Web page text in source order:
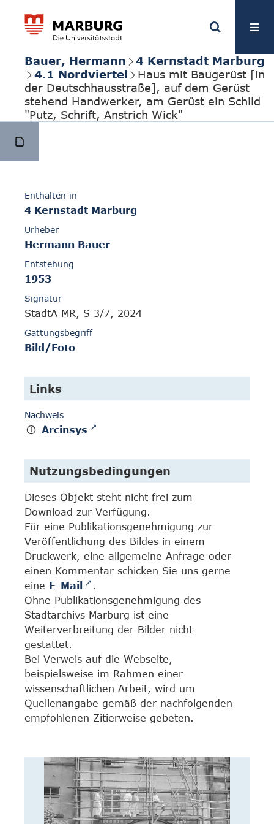
Bauer, Hermann
4 Kernstadt Marburg
4.1 Nordviertel
Haus mit Baugerüst [in
der Deutschhausstraße], auf dem Gerüst
stehend Handwerker, am Gerüst ein Schild
"Putz, Schrift, Anstrich Wick"
Enthalten in
4 Kernstadt Marburg
Urheber
Hermann Bauer
Entstehung
1953
Signatur
StadtA MR, S 3/7, 2024
Gattungsbegriff
Bild/Foto
Links
Nachweis
Arcinsys
Nutzungsbedingungen
Dieses Objekt steht nicht frei zum
Download zur Verfügung.
Für eine Publikationsgenehmigung zur
Veröffentlichung des Bildes in einem
Druckwerk, eine allgemeine Anfrage oder
einen Kommentar schicken Sie uns gerne
eine E-Mail
.
Ohne Publikationsgenehmigung des
Stadtarchivs Marburg ist eine
Weiterverbreitung der Bilder nicht
gestattet.
Bei Verweis auf die Webseite,
beispielsweise im Rahmen einer
wissenschaftlichen Arbeit, wird um
Quellenangabe gemäß der nachfolgenden
empfohlenen Zitierweise gebeten.